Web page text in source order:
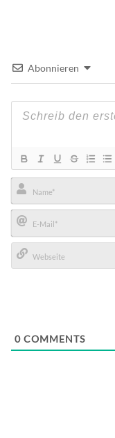
Abonnieren
Name*
E-
Mail*
0 COMMENTS